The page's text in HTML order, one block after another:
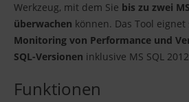
Werkzeug, mit dem Sie bis zu zwei
überwachen können. Das Tool
Monitoring von Performance und
SQL-Versionen inklusive MS SQL
Funktionen